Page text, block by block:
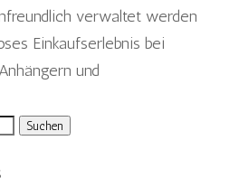
verwaltet werden
Einkaufserlebnis bei
und
Suchen